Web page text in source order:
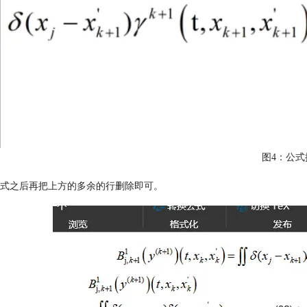
图4：公
之后再把上方的多余的行删除即可。